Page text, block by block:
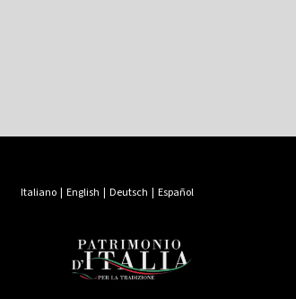
Italiano | English | Deutsch | Español